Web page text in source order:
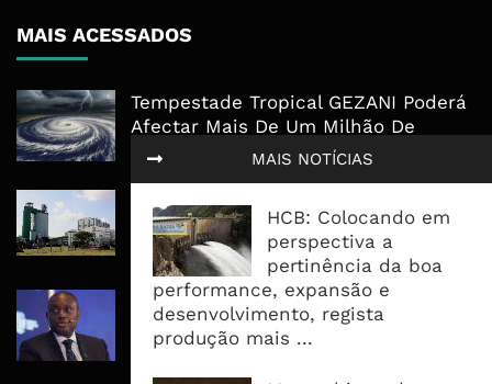
MAIS NOTÍCIAS
HCB: Colocando em
perspectiva a
pertinência da boa
performance, expansão e
desenvolvimento, regista
produção mais ...
MAIS ACESSADOS
Tempestade Tropical GEZANI Poderá
Afectar Mais De Um Milhão De
Pessoas No Centro E Sul ...
Governo admite nova operadora
para a Mozal após suspensão das
operações
CEO do Standard Bank pede ao
Governo que “saia do caminho” e
facilite os negócios